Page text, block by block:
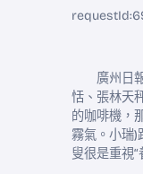
廣州日報
恬、張林天
的咖啡機，
霧氣。小瑞)
叟很是重視“